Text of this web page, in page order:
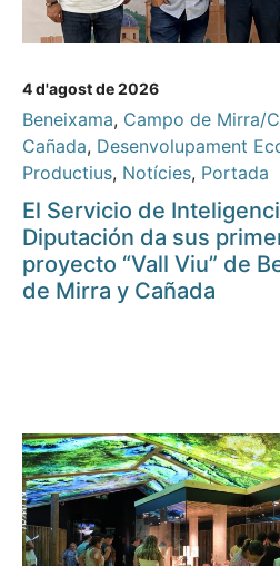
4 d'agost de 2026
Beneixama, Campo de Mirra/
Cañada, Desenvolupament
Productius, Notícies, Portada
El Servicio de
Diputación da sus
proyecto “Vall Viu” de
de Mirra y Cañada